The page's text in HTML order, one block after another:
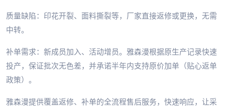
质量缺陷：印花开裂、面料撕裂等，厂家直接返修或更换，无需
中转。
补单需求：新成员加入、活动增员。雅森漫根据原生产记录快速
投产，保证批次无色差，并承诺半年内支持原价加单（贴心返单
政策）。
雅森漫提供覆盖返修、补单的全流程售后服务，快速响应，让采